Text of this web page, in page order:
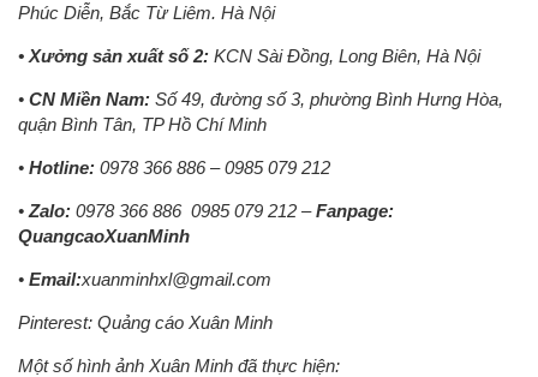
Phúc Diễn, Bắc Từ Liêm. Hà Nội
• Xưởng sản xuất số 2: KCN Sài Đồng, Long Biên, Hà Nội
• CN Miền Nam: Số 49, đường số 3, phường Bình Hưng Hòa,
quận Bình Tân, TP Hồ Chí Minh
• Hotline: 0978 366 886 – 0985 079 212
• Zalo: 0978 366 886 0985 079 212 –Fanpage:
QuangcaoXuanMinh
• Email:xuanminhxl@gmail.com
Pinterest: Quảng cáo Xuân Minh
Một số hình ảnh Xuân Minh đã thực hiện: